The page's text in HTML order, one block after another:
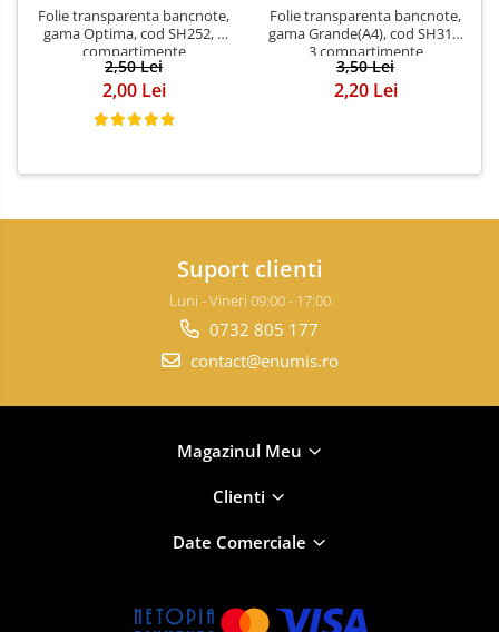
Folie transparenta bancnote,
gama Optima, cod SH252, 3
compartimente
2,50 Lei
2,00 Lei
Folie transparenta bancnote,
gama Grande(A4), cod SH312,
3 compartimente
3,50 Lei
2,20 Lei
Suport clienti
Luni - Vineri 09:00 - 17:00
0732 805 177
contact@enumis.ro
Magazinul Meu
Clienti
Date Comerciale